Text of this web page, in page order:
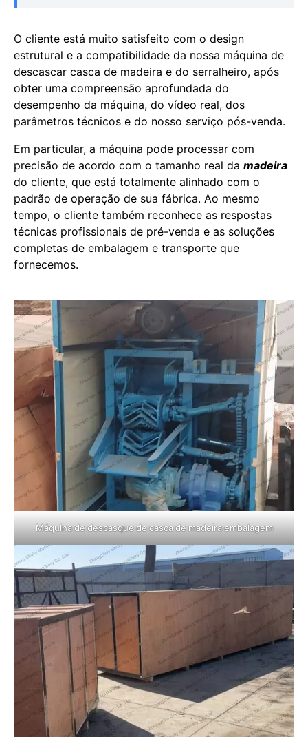
O cliente está muito satisfeito com o design
estrutural e a compatibilidade da nossa máquina de
descascar casca de madeira e do serralheiro, após
obter uma compreensão aprofundada do
desempenho da máquina, do vídeo real, dos
parâmetros técnicos e do nosso serviço pós-venda.
Em particular, a máquina pode processar com
precisão de acordo com o tamanho real da madeira
do cliente, que está totalmente alinhado com o
padrão de operação de sua fábrica. Ao mesmo
tempo, o cliente também reconhece as respostas
técnicas profissionais de pré-venda e as soluções
completas de embalagem e transporte que
fornecemos.
Máquina de descasque de casca de madeira embalagem